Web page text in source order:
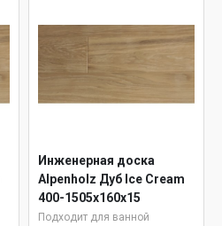
Инженерная доска
Alpenholz Дуб Ice Cream
400-1505х160х15
Подходит для ванной